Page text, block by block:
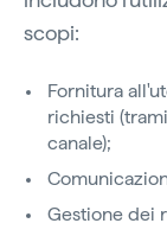
scopi:
Fornitura
richiesti
canale);
Gestione dei